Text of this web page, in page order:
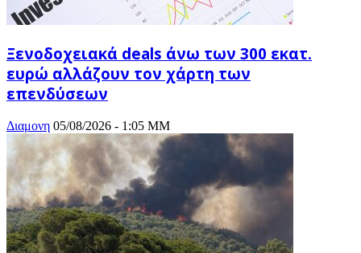
Ξενοδοχειακά deals άνω των 300 εκατ.
ευρώ αλλάζουν τον χάρτη των
επενδύσεων
Διαμονη 05/08/2026 - 1:05 ΜΜ